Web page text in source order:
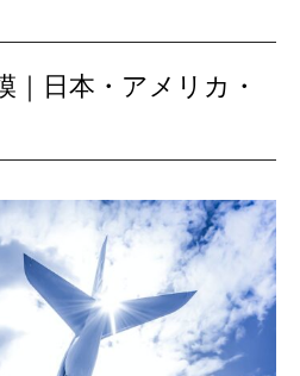
｜日本・アメリカ・